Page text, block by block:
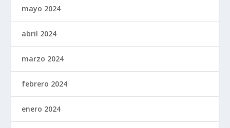
mayo 2024
abril 2024
marzo 2024
febrero 2024
enero 2024